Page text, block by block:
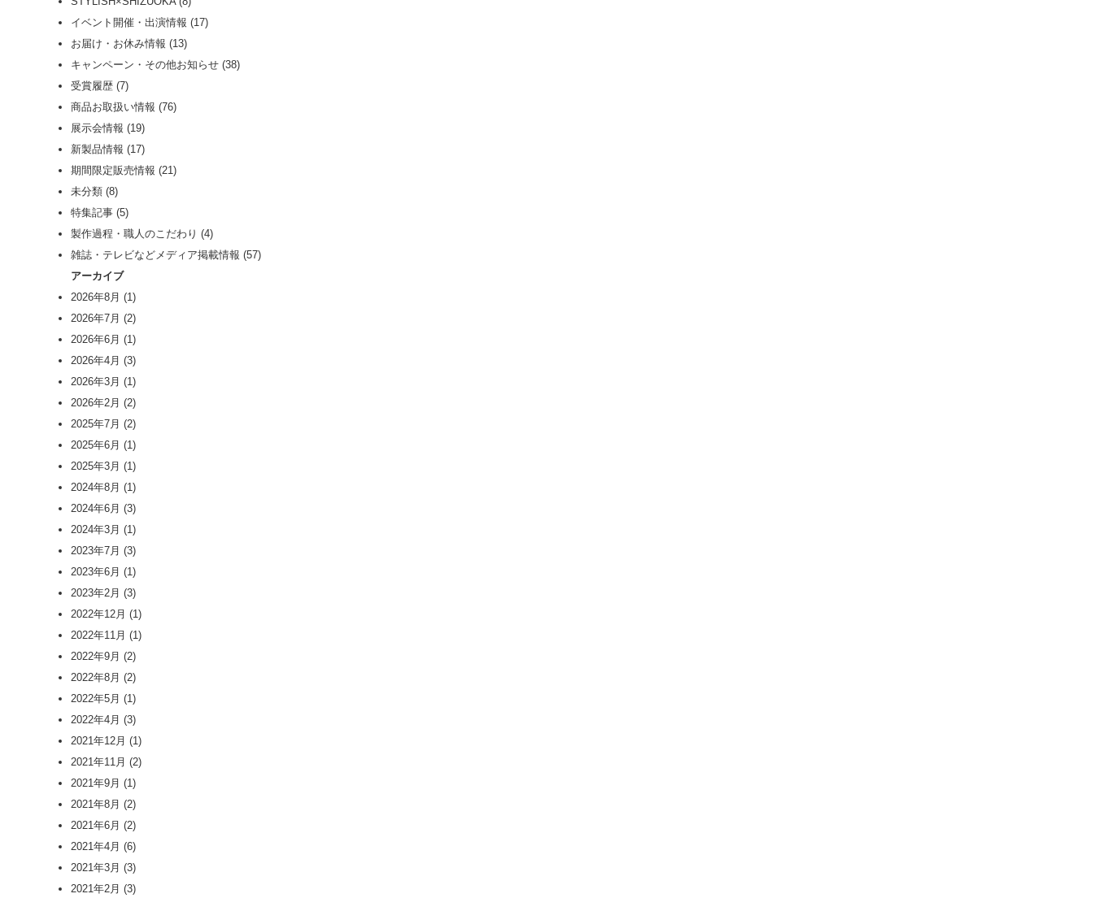
イベント開催・出演情報 (17)
お届け・お休み情報 (13)
キャンペーン・その他お知らせ (38)
受賞履歴 (7)
商品お取扱い情報 (76)
展示会情報 (19)
新製品情報 (17)
期間限定販売情報 (21)
未分類 (8)
特集記事 (5)
製作過程・職人のこだわり (4)
雑誌・テレビなどメディア掲載情報 (57)
アーカイブ
2026年8月 (1)
2026年7月 (2)
2026年6月 (1)
2026年4月 (3)
2026年3月 (1)
2026年2月 (2)
2025年7月 (2)
2025年6月 (1)
2025年3月 (1)
2024年8月 (1)
2024年6月 (3)
2024年3月 (1)
2023年7月 (3)
2023年6月 (1)
2023年2月 (3)
2022年12月 (1)
2022年11月 (1)
2022年9月 (2)
2022年8月 (2)
2022年5月 (1)
2022年4月 (3)
2021年12月 (1)
2021年11月 (2)
2021年9月 (1)
2021年8月 (2)
2021年6月 (2)
2021年4月 (6)
2021年3月 (3)
2021年2月 (3)